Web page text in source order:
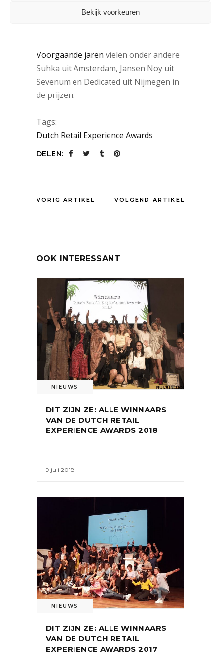
Bekijk voorkeuren
onder de aandacht te brengen.
Voorgaande jaren vielen onder andere
Suhka uit Amsterdam, Jansen Noy uit
Sevenum en Dedicated uit Nijmegen in
de prijzen.
Tags:
Dutch Retail Experience Awards
DELEN:
VORIG ARTIKEL VOLGEND ARTIKEL
OOK INTERESSANT
NIEUWS
DIT ZIJN ZE: ALLE WINNAARS
VAN DE DUTCH RETAIL
EXPERIENCE AWARDS 2018
9 juli 2018
NIEUWS
DIT ZIJN ZE: ALLE WINNAARS
VAN DE DUTCH RETAIL
EXPERIENCE AWARDS 2017